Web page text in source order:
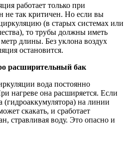
работает только при
не так критичен. Но если вы
(в старых системах или
то трубы должны иметь
длины. Без уклона воздух
остановится.
расширительный бак
вода постоянно
нагреве она расширяется. Если
(гидроаккумулятора) на линии
скакать, и сработает
стравливая воду. Это опасно и